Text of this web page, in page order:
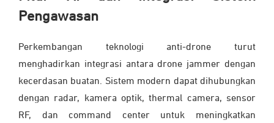
Pengawasan
Perkembangan teknologi anti-drone turut
menghadirkan integrasi antara drone jammer dengan
kecerdasan buatan. Sistem modern dapat dihubungkan
dengan radar, kamera optik, thermal camera, sensor
RF, dan command center untuk meningkatkan